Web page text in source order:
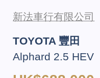
新法車行有限公司
TOYOTA 豐田
Alphard 2.5 HEV